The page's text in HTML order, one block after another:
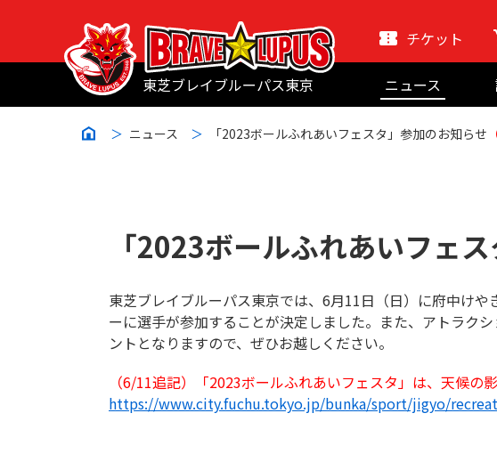
東芝ブレイブルーパス東京
チケット
ニュース
ニュース 「2023ボールふれあいフェスタ」参加のお知らせ
「2023ボールふれあいフェ
東芝ブレイブルーパス東京では、6月11日（日）に府中け
ーに選手が参加することが決定しました。また、アトラク
ントとなりますので、ぜひお越しください。
（6/11追記）「2023ボールふれあいフェスタ」は、天候の
https://www.city.fuchu.tokyo.jp/bunka/sport/jigyo/